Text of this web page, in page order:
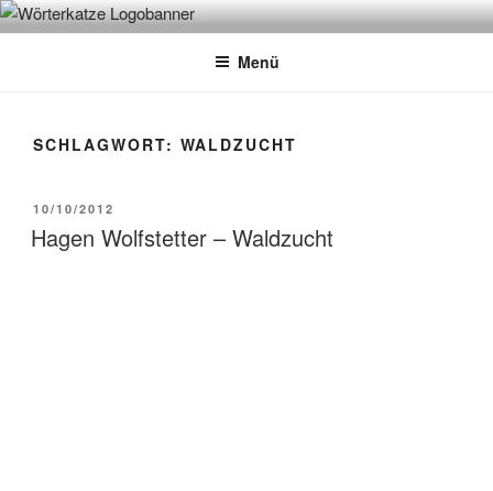
Zum
InhaltWÖRTERKATZE
Von Büchern erzählen
Menü
SCHLAGWORT: WALDZUCHT
VERÖFFENTLICHT
AM
10/10/2012
Hagen Wolfstetter – Waldzucht